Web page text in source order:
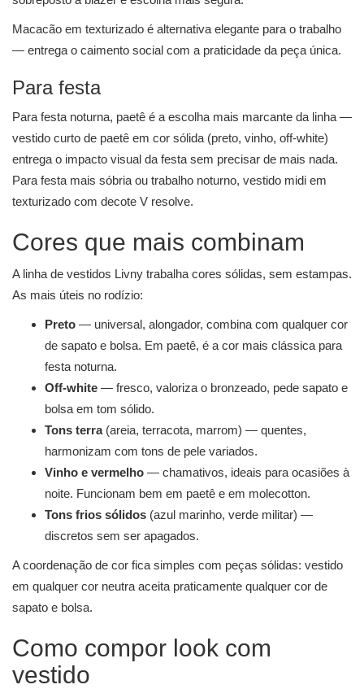
Macacão em texturizado é alternativa elegante para o trabalho
— entrega o caimento social com a praticidade da peça única.
Para festa
Para festa noturna, paetê é a escolha mais marcante da linha —
vestido curto de paetê em cor sólida (preto, vinho, off-white)
entrega o impacto visual da festa sem precisar de mais nada.
Para festa mais sóbria ou trabalho noturno, vestido midi em
texturizado com decote V resolve.
Cores que mais combinam
A linha de vestidos Livny trabalha cores sólidas, sem estampas.
As mais úteis no rodízio:
Preto — universal, alongador, combina com qualquer cor
de sapato e bolsa. Em paetê, é a cor mais clássica para
festa noturna.
Off-white — fresco, valoriza o bronzeado, pede sapato e
bolsa em tom sólido.
Tons terra(areia, terracota, marrom) — quentes,
harmonizam com tons de pele variados.
Vinho e vermelho — chamativos, ideais para ocasiões à
noite. Funcionam bem em paetê e em molecotton.
Tons frios sólidos (azul marinho, verde militar) —
discretos sem ser apagados.
A coordenação de cor fica simples com peças sólidas: vestido
em qualquer cor neutra aceita praticamente qualquer cor de
sapato e bolsa.
Como compor look com
vestido